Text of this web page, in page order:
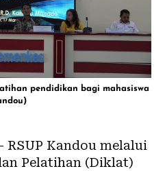
pendidikan bagi mahasiswa
RSUP Kandou melalui
Pelatihan (Diklat)